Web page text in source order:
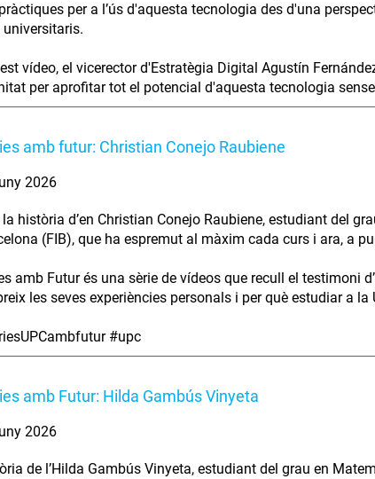
per a l’ús d'aquesta tecnologia des d'una
vídeo, el vicerector d'Estratègia Digital Agustín
per aprofitar tot el potencial d'aquesta tecnologia
amb futur: Christian Conejo Raubiene
2026
la història d’en Christian Conejo Raubiene, estudiant del
(FIB), que ha espremut al màxim cada curs i ara, a
amb Futur és una sèrie de vídeos que recull el testimoni
les seves experiències personals i per què estudiar a
#upc
amb Futur: Hilda Gambús Vinyeta
2026
de l’Hilda Gambús Vinyeta, estudiant del grau en